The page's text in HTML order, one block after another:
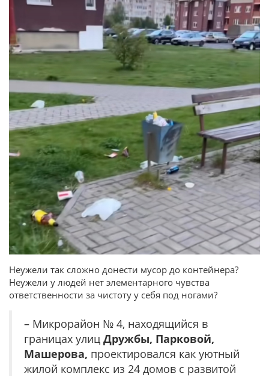
Неужели так сложно донести мусор до контейнера?
Неужели у людей нет элементарного чувства
ответственности за чистоту у себя под ногами?
– Микрорайон № 4, находящийся в
границах улиц Дружбы, Парковой,
Машерова, проектировался как уютный
жилой комплекс из 24 домов с развитой